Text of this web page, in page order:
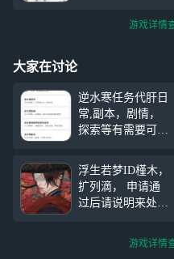
游戏详情
大家在讨论
逆水寒任务代肝日
常,副本，剧情，
探索等有需要可以
助，安全可靠（超
自然的铲铲币代肝
也 来，这边有人
带，纯手工无辅
浮生若梦ID槿木，
扩列滴， 申请通
过后请说明来处，
道德绑架和卖惨，
请不要对我道德绑
游戏详情